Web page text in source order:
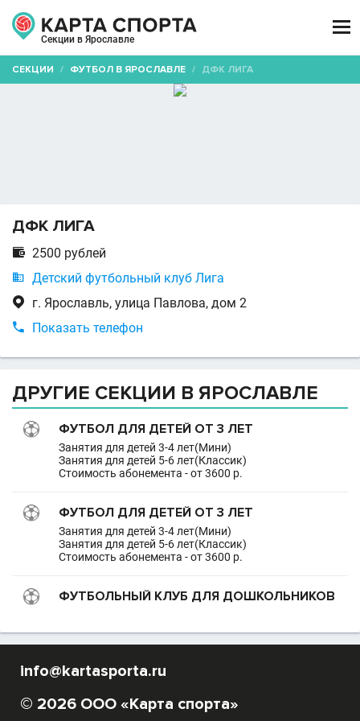
Секции в Ярославле

СЕКЦИИ / ФУТБОЛ В ЯРОСЛАВЛЕ / ДФК ЛИГА
ДФК ЛИГА
 2500 рублей
 Детский футбольный клуб Лига
 г. Ярославль, улица Павлова, дом 2
 Показать телефон
ДРУГИЕ СЕКЦИИ В ЯРОСЛАВЛЕ
ФУТБОЛ ДЛЯ ДЕТЕЙ ОТ 3 ЛЕТ
Занятия для детей 3-4 лет(Мини)
Занятия для детей 5-6 лет(Классик)
Стоимость абонемента - от 3600 р.
ФУТБОЛ ДЛЯ ДЕТЕЙ ОТ 3 ЛЕТ
Занятия для детей 3-4 лет(Мини)
Занятия для детей 5-6 лет(Классик)
Стоимость абонемента - от 3600 р.
ФУТБОЛЬНЫЙ КЛУБ ДЛЯ ДОШКОЛЬНИКОВ
info@kartasporta.ru
© 2026 ООО «Карта спорта»